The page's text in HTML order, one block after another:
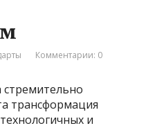
Комментарии: 0
стремительно
трансформация
и